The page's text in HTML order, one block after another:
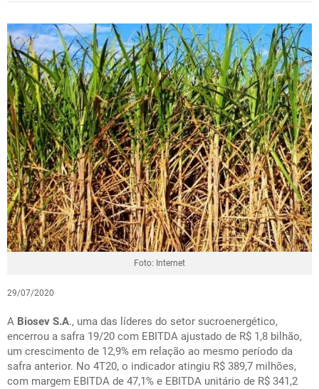
Foto: Internet
29/07/2020
A Biosev S.A., uma das líderes do setor sucroenergético,
encerrou a safra 19/20 com EBITDA ajustado de R$ 1,8 bilhão,
um crescimento de 12,9% em relação ao mesmo período da
safra anterior. No 4T20, o indicador atingiu R$ 389,7 milhões,
com margem EBITDA de 47,1% e EBITDA unitário de R$ 341,2